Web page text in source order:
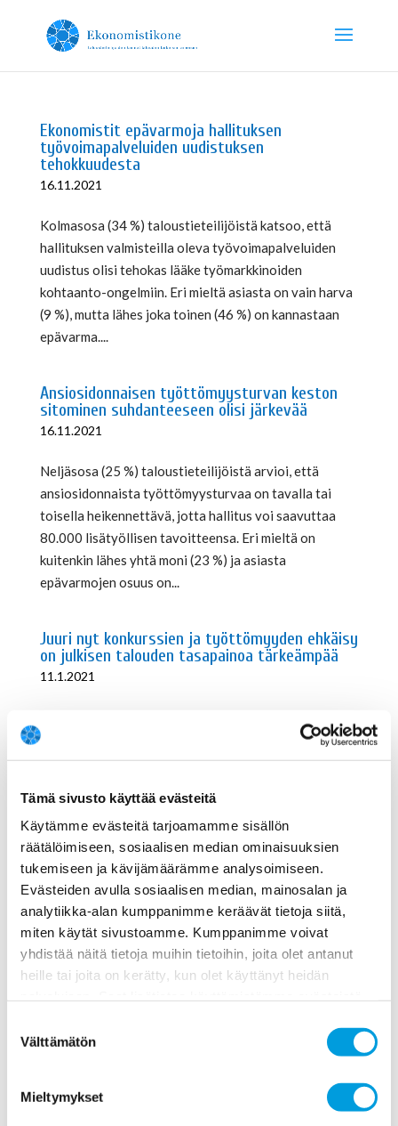
Tämä sivusto käyttää evästeitä
Käytämme evästeitä tarjoamamme sisällön
räätälöimiseen, sosiaalisen median ominaisuuksien
tukemiseen ja kävijämäärämme analysoimiseen.
Evästeiden avulla sosiaalisen median, mainosalan ja
analytiikka-alan kumppanimme keräävät tietoja siitä,
miten käytät sivustoamme. Kumppanimme voivat
yhdistää näitä tietoja muihin tietoihin, joita olet antanut
heille tai joita on kerätty, kun olet käyttänyt heidän
valinta
Välttämätön
Mieltymykset
Ekonomistit epävarmoja hallituksen
työvoimapalveluiden uudistuksen
tehokkuudesta
16.11.2021
Kolmasosa (34 %) taloustieteilijöistä katsoo, että
hallituksen valmisteilla oleva työvoimapalveluiden
uudistus olisi tehokas lääke työmarkkinoiden
kohtaanto-ongelmiin. Eri mieltä asiasta on vain harva
(9 %), mutta lähes joka toinen (46 %) on kannastaan
epävarma....
Ansiosidonnaisen työttömyysturvan keston
sitominen suhdanteeseen olisi järkevää
16.11.2021
Neljäsosa (25 %) taloustieteilijöistä arvioi, että
ansiosidonnaista työttömyysturvaa on tavalla tai
toisella heikennettävä, jotta hallitus voi saavuttaa
80.000 lisätyöllisen tavoitteensa. Eri mieltä on
kuitenkin lähes yhtä moni (23 %) ja asiasta
epävarmojen osuus on...
Juuri nyt konkurssien ja työttömyyden ehkäisy
on julkisen talouden tasapainoa tärkeämpää
11.1.2021
mielestä talouspolitiikan tärkein tehtävä tällä hetkellä
on ehkäistä työttömyyden kasvua, konkursseja ja
talouden alijäämän kasvusta. Toista mieltä asiasta on
vajaa...
Ekonomistit erimielisiä minimipalkkalain
tarpeesta
4.11.2020
Vajaa kolmannes (31 %) ekonomisteista on sitä mieltä,
että Suomeen on syytä säätää minimipalkkalaki, mikäli
useampi ala irtautuu metsäteollisuuden tapaan
liittokohtaisesta työehtosopimusmenettelystä. Toista
mieltä on hieman harvempi (29 %). Suurin osuus (36 %)